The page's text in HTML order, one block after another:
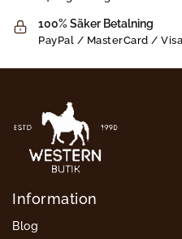
100% Säker Betalning
PayPal / MasterCard / Visa
Information
Blog